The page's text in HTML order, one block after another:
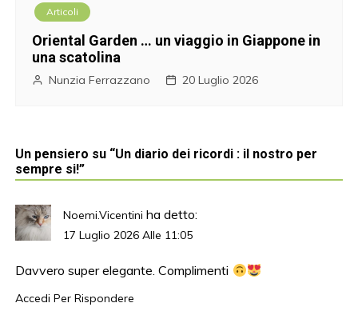
Articoli
Oriental Garden … un viaggio in Giappone in
una scatolina
Nunzia Ferrazzano 20 Luglio 2026
Un pensiero su “Un diario dei ricordi : il nostro per
sempre si!”
Noemi.vicentini ha detto:
17 Luglio 2026 Alle 11:05
Davvero super elegante. Complimenti
Accedi Per Rispondere